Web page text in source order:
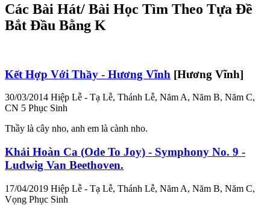
Các Bài Hát/ Bài Học Tìm Theo Tựa Đề
Bắt Đầu Bằng K
Kết Hợp Với Thầy - Hương Vĩnh [Hương Vĩnh]
30/03/2014 Hiệp Lễ - Tạ Lễ, Thánh Lễ, Năm A, Năm B, Năm C,
CN 5 Phục Sinh
Thầy là cây nho, anh em là cành nho.
Khải Hoàn Ca (Ode To Joy) - Symphony No. 9 -
Ludwig Van Beethoven.
17/04/2019 Hiệp Lễ - Tạ Lễ, Thánh Lễ, Năm A, Năm B, Năm C,
Vọng Phục Sinh